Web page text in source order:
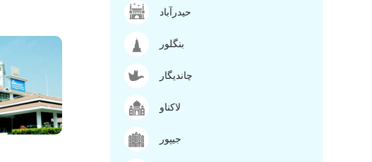
حیدرآباد
بنگلور
چاندیگار
لاکناو
جیپور